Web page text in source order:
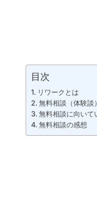
目次
リワークとは
無料相談（体験談）
無料相談に向いて
無料相談の感想